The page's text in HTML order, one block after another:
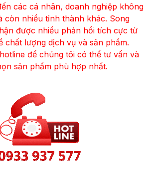
các cá nhân, doanh nghiệp không
còn nhiều tỉnh thành khác. Song
được nhiều phản hồi tích cực từ
chất lượng dịch vụ và sản phẩm.
để chúng tôi có thể tư vấn và
sản phẩm phù hợp nhất.